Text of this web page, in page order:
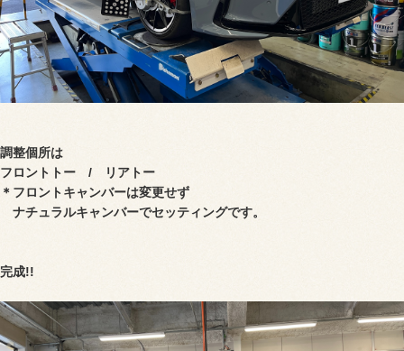
調整個所は
フロントトー / リアトー
＊フロントキャンバーは変更せず
ナチュラルキャンバーでセッティングです。
完成!!